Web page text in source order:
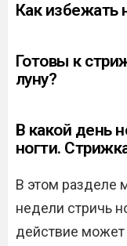
Как избежать
Готовы к
луну?
В какой день
ногти.
В этом разделе
недели стричь
действие может